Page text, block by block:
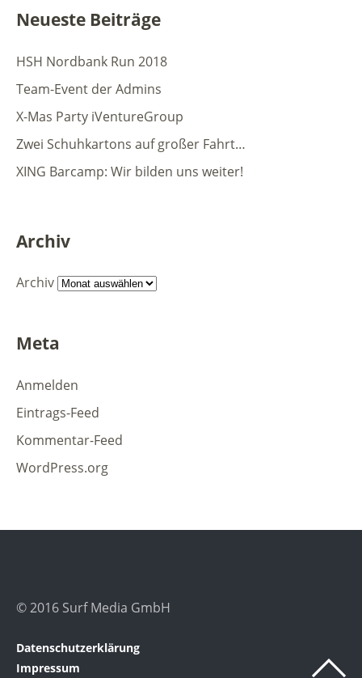
Neueste Beiträge
HSH Nordbank Run 2018
Team-Event der Admins
X-Mas Party iVentureGroup
Zwei Schuhkartons auf großer Fahrt…
XING Barcamp: Wir bilden uns weiter!
Archiv
Archiv
Meta
Anmelden
Eintrags-Feed
Kommentar-Feed
WordPress.org
© 2016 Surf Media GmbH
Datenschutzerklärung
Impressum